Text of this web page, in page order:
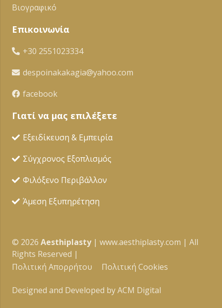
Βιογραφικό
Επικοινωνία
+30 2551023334
despoinakakagia@yahoo.com
facebook
Γιατί να μας επιλέξετε
Εξειδίκευση & Εμπειρία
Σύγχρονος Εξοπλισμός
Φιλόξενο Περιβάλλον
Άμεση Εξυπηρέτηση
© 2026 Αesthiplasty | www.aesthiplasty.com | All
Rights Reserved |
Πολιτική Απορρήτου
Πολιτική Cookies
Designed and Developed by ACM Digital